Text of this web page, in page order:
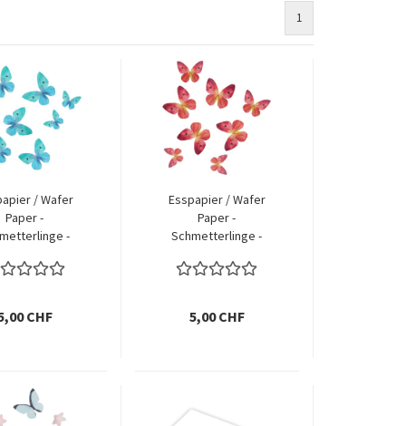
1
/ Wafer
Paper -
-
CHF
Esspapier / Wafer
Paper -
Schmetterlinge -
5,00 CHF